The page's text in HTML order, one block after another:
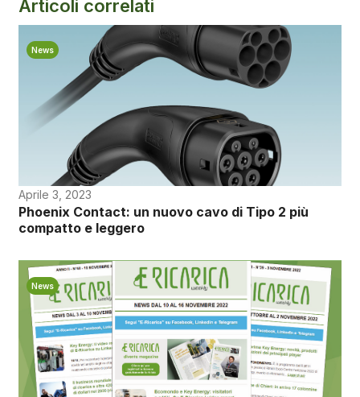
Articoli correlati
News
Aprile 3, 2023
Phoenix Contact: un nuovo cavo di Tipo 2 più
compatto e leggero
News